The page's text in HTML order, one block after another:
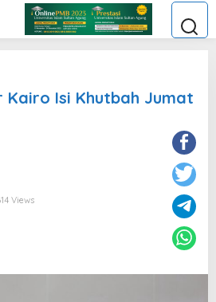
Kairo Isi Khutbah Jumat
Views